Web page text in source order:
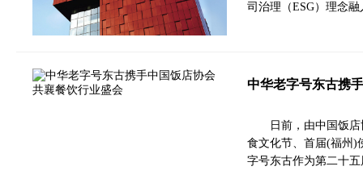
司治理（ESG）理念
中华老字号东古携
日前，由中国饭
食文化节、首届(福州)
字号东古作为第二十